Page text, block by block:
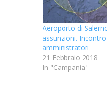
Aeroporto di
assunzioni.
amministratori
21 Febbraio 2018
In "Campania"